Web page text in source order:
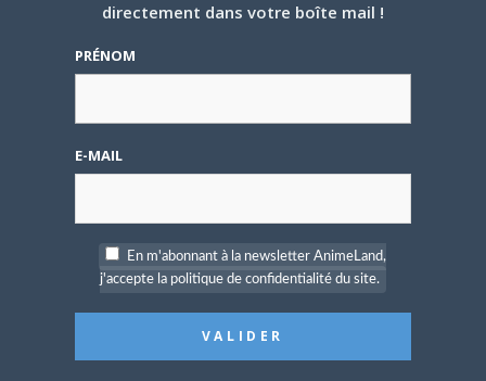
chapitre de
– un concours de popularité sera organisé du 12
classement des meilleurs scènes de la série est prévu
de la série, leurs requêtes de dessins.
directement dans votre boîte mail !
PRÉNOM
E-MAIL
En m'abonnant à la newsletter AnimeLand,
j'accepte la politique de confidentialité du site.